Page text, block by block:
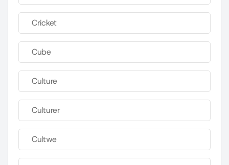
Cricket
Cube
Culture
Culturer
Cultwe